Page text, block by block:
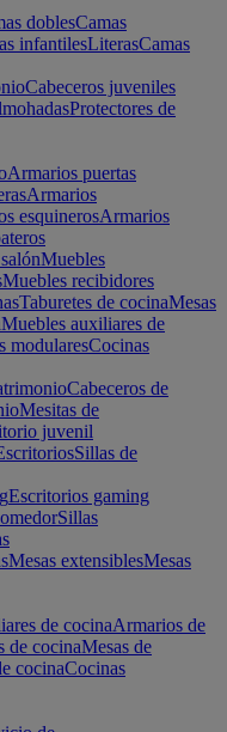
doblesCamas
infantilesLiterasCamas
Cabeceros juveniles
Protectores de
Armarios puertas
Armarios
esquinerosArmarios
Muebles
Muebles recibidores
Taburetes de cocinaMesas
Muebles auxiliares de
modularesCocinas
Cabeceros de
Mesitas de
juvenil
Sillas de
Escritorios gaming
Sillas
Mesas extensiblesMesas
de cocinaArmarios de
de cocinaMesas de
cocinaCocinas